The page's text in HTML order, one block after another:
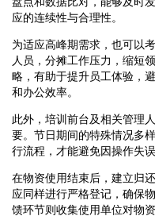
应的连续性与合理性。
为适应高峰期需求，也可以
人员，分摊工作压力，缩短
略，有助于提升员工体验，
和办公效率。
此外，培训前台及相关管理
要。节日期间的特殊情况多
行流程，才能避免因操作失
在物资使用结束后，建立归
应同样进行严格登记，确保
馈环节则收集使用单位对物